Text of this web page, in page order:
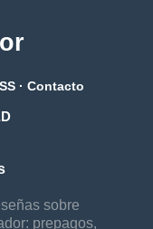
· Contacto
sobre
prepagos,